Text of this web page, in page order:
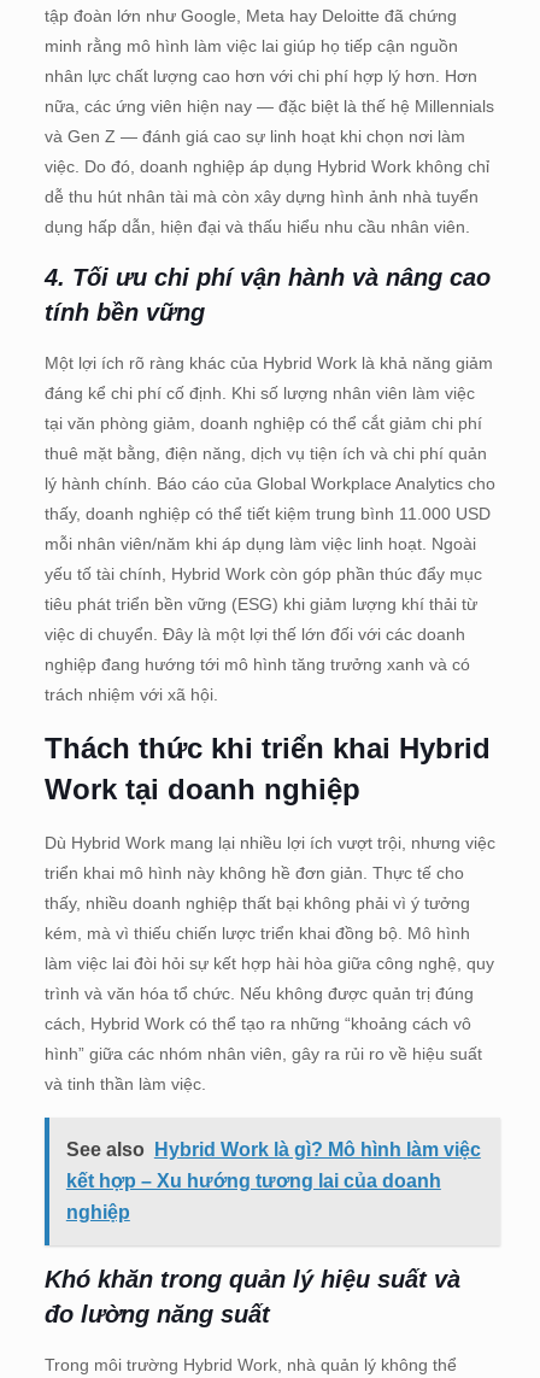
tập đoàn lớn như Google, Meta hay Deloitte đã chứng
minh rằng mô hình làm việc lai giúp họ tiếp cận nguồn
nhân lực chất lượng cao hơn với chi phí hợp lý hơn. Hơn
nữa, các ứng viên hiện nay — đặc biệt là thế hệ Millennials
và Gen Z — đánh giá cao sự linh hoạt khi chọn nơi làm
việc. Do đó, doanh nghiệp áp dụng Hybrid Work không chỉ
dễ thu hút nhân tài mà còn xây dựng hình ảnh nhà tuyển
dụng hấp dẫn, hiện đại và thấu hiểu nhu cầu nhân viên.
4. Tối ưu chi phí vận hành và nâng cao
tính bền vững
Một lợi ích rõ ràng khác của Hybrid Work là khả năng giảm
đáng kể chi phí cố định. Khi số lượng nhân viên làm việc
tại văn phòng giảm, doanh nghiệp có thể cắt giảm chi phí
thuê mặt bằng, điện năng, dịch vụ tiện ích và chi phí quản
lý hành chính. Báo cáo của Global Workplace Analytics cho
thấy, doanh nghiệp có thể tiết kiệm trung bình 11.000 USD
mỗi nhân viên/năm khi áp dụng làm việc linh hoạt. Ngoài
yếu tố tài chính, Hybrid Work còn góp phần thúc đẩy mục
tiêu phát triển bền vững (ESG) khi giảm lượng khí thải từ
việc di chuyển. Đây là một lợi thế lớn đối với các doanh
nghiệp đang hướng tới mô hình tăng trưởng xanh và có
trách nhiệm với xã hội.
Thách thức khi triển khai Hybrid
Work tại doanh nghiệp
Dù Hybrid Work mang lại nhiều lợi ích vượt trội, nhưng việc
triển khai mô hình này không hề đơn giản. Thực tế cho
thấy, nhiều doanh nghiệp thất bại không phải vì ý tưởng
kém, mà vì thiếu chiến lược triển khai đồng bộ. Mô hình
làm việc lai đòi hỏi sự kết hợp hài hòa giữa công nghệ, quy
trình và văn hóa tổ chức. Nếu không được quản trị đúng
cách, Hybrid Work có thể tạo ra những “khoảng cách vô
hình” giữa các nhóm nhân viên, gây ra rủi ro về hiệu suất
và tinh thần làm việc.
See also
Hybrid Work là gì? Mô hình làm việc
kết hợp – Xu hướng tương lai của doanh
nghiệp
Khó khăn trong quản lý hiệu suất và
đo lường năng suất
Trong môi trường Hybrid Work, nhà quản lý không thể